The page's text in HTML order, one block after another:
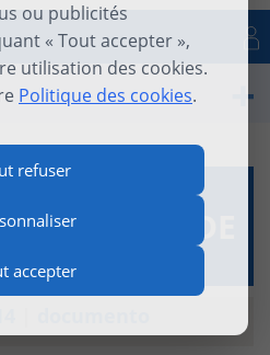
ou publicités
« Tout accepter »,
utilisation des cookies.
Politique des cookies.
refuser
accepter
Se connecter
AUX
DE